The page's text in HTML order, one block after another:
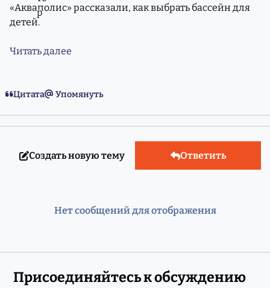
«Акваполис» рассказали, как выбрать бассейн для
детей.
Читать далее
Цитата Упомянуть
Создать новую тему Ответить
Нет сообщений для отображения
Присоединяйтесь к обсуждению